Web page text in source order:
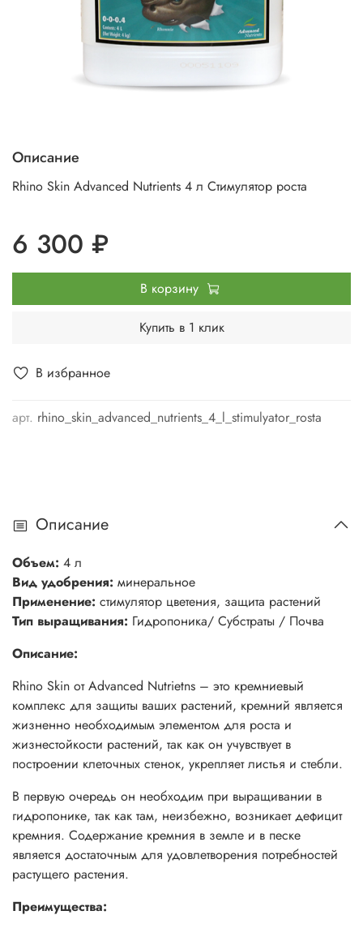
В избранное
арт. rhino_skin_advanced_nutrients_4_l_stimulyator_rosta
Описание
Rhino Skin Advanced Nutrients 4 л Стимулятор роста
6 300 ₽
В корзину
Купить в 1 клик
Описание
Объем: 4 л
Вид удобрения: минеральное
Применение: стимулятор цветения, защита растений
Тип выращивания: Гидропоника/ Субстраты / Почва
Описание:
Rhino Skin от Advanced Nutrietns – это кремниевый
комплекс для защиты ваших растений, кремний является
жизненно необходимым элементом для роста и
жизнестойкости растений, так как он учувствует в
построении клеточных стенок, укрепляет листья и стебли.
В первую очередь он необходим при выращивании в
гидропонике, так как там, неизбежно, возникает дефицит
кремния. Содержание кремния в земле и в песке
является достаточным для удовлетворения потребностей
растущего растения.
Преимущества: